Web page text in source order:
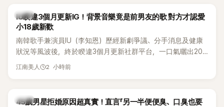
韓星
IU睽違3個月更新IG！背景音樂竟是前男友的歌 對方才認愛
小18歲新歡
南韓歌手兼演員IU（李知恩）歷經新劇爭議、分手消息及健康
狀況等風波後，終於睽違3個月更新社群平台，一口氣曬出20
張近況照，讓大批粉絲又驚又喜。不過，比起照片本身，更引
江南美人 2 小時前
韓星
45歲男星拒婚原因超真實！直言「另一半便便臭、口臭也要